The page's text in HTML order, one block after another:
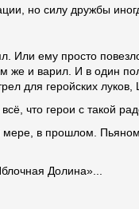
но силу дружбы
Или ему просто
же и варил. И в один
для геройских
всё, что герои с такой
мере, в прошлом.
Долина»...